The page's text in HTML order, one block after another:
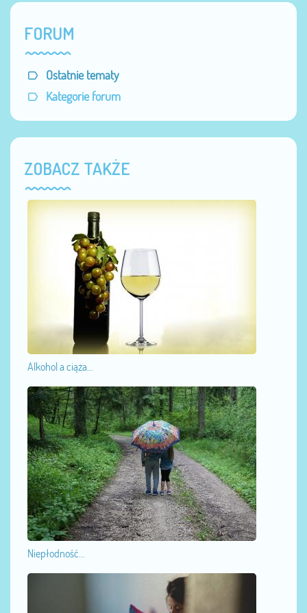
FORUM
Ostatnie tematy
Kategorie forum
ZOBACZ TAKŻE
Alkohol a ciąża...
Niepłodność...